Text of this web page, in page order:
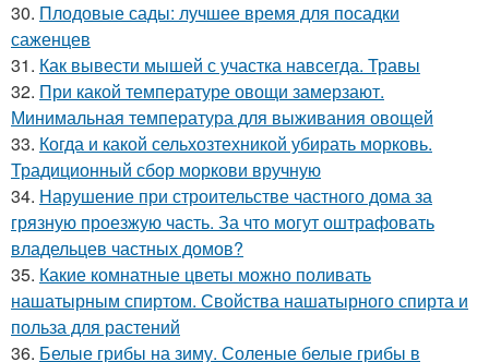
30. Плодовые сады: лучшее время для посадки
саженцев
31. Как вывести мышей с участка навсегда. Травы
32. При какой температуре овощи замерзают.
Минимальная температура для выживания овощей
33. Когда и какой сельхозтехникой убирать морковь.
Традиционный сбор моркови вручную
34. Нарушение при строительстве частного дома за
грязную проезжую часть. За что могут оштрафовать
владельцев частных домов?
35. Какие комнатные цветы можно поливать
нашатырным спиртом. Свойства нашатырного спирта и
польза для растений
36. Белые грибы на зиму. Соленые белые грибы в